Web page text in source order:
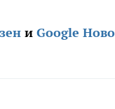
и Google